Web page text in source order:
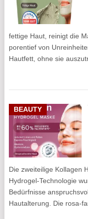
fettige Haut, reinigt die
porentief von
Hautfett, ohne sie
BEAUTY
Die zweiteilige Kollagen
Hydrogel-Technologie
Bedürfnisse
Hautalterung. Die rosa-